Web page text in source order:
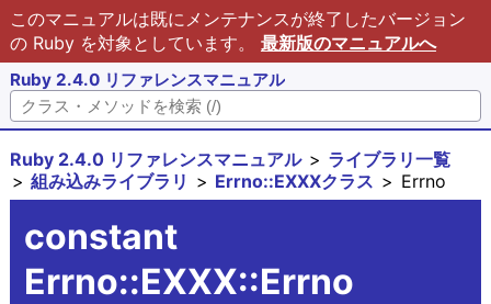
このマニュアルは既にメンテナンスが終了したバージョン
の Ruby を対象としています。 最新版のマニュアルへ
Ruby 2.4.0 リファレンスマニュアル
Ruby 2.4.0 リファレンスマニュアル
ライブラリ一覧
組み込みライブラリ
Errno::EXXXクラス Errno
constant
Errno::EXXX::Errno